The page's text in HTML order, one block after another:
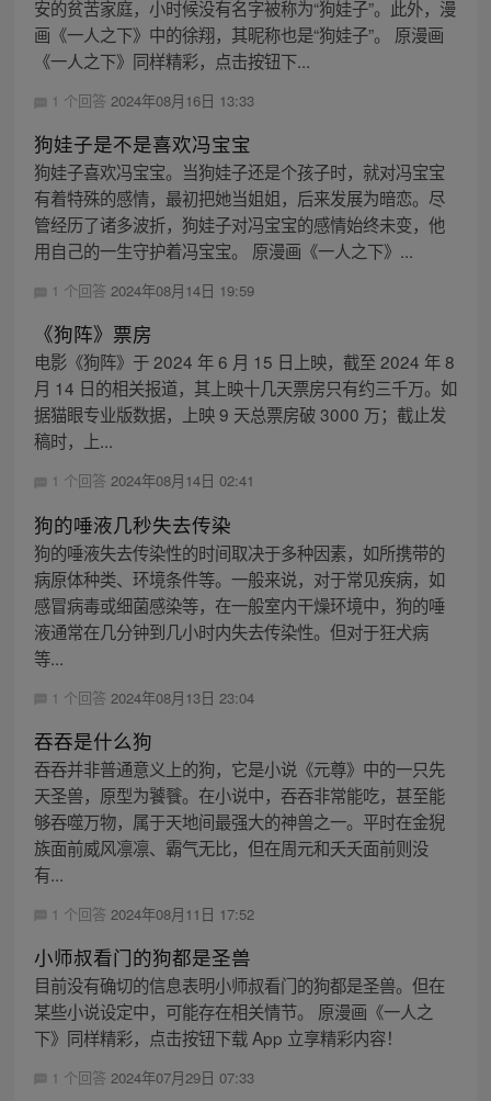
安的贫苦家庭，小时候没有名字被称为“狗娃子”。此外，漫
画《一人之下》中的徐翔，其昵称也是“狗娃子”。 原漫画
《一人之下》同样精彩，点击按钮下...
1 个回答 2024年08月16日 13:33
狗娃子是不是喜欢冯宝宝
狗娃子喜欢冯宝宝。当狗娃子还是个孩子时，就对冯宝宝
有着特殊的感情，最初把她当姐姐，后来发展为暗恋。尽
管经历了诸多波折，狗娃子对冯宝宝的感情始终未变，他
用自己的一生守护着冯宝宝。 原漫画《一人之下》...
1 个回答 2024年08月14日 19:59
《狗阵》票房
电影《狗阵》于 2024 年 6 月 15 日上映，截至 2024 年 8
月 14 日的相关报道，其上映十几天票房只有约三千万。如
据猫眼专业版数据，上映 9 天总票房破 3000 万；截止发
稿时，上...
1 个回答 2024年08月14日 02:41
狗的唾液几秒失去传染
狗的唾液失去传染性的时间取决于多种因素，如所携带的
病原体种类、环境条件等。一般来说，对于常见疾病，如
感冒病毒或细菌感染等，在一般室内干燥环境中，狗的唾
液通常在几分钟到几小时内失去传染性。但对于狂犬病
等...
1 个回答 2024年08月13日 23:04
吞吞是什么狗
吞吞并非普通意义上的狗，它是小说《元尊》中的一只先
天圣兽，原型为饕餮。在小说中，吞吞非常能吃，甚至能
够吞噬万物，属于天地间最强大的神兽之一。平时在金猊
族面前威风凛凛、霸气无比，但在周元和夭夭面前则没
有...
1 个回答 2024年08月11日 17:52
小师叔看门的狗都是圣兽
目前没有确切的信息表明小师叔看门的狗都是圣兽。但在
某些小说设定中，可能存在相关情节。 原漫画《一人之
下》同样精彩，点击按钮下载 App 立享精彩内容！
1 个回答 2024年07月29日 07:33